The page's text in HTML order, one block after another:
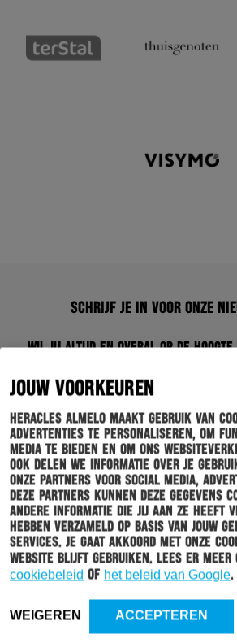
JOUW VOORKEUREN
Heracles Almelo maakt gebruik van
advertenties te personaliseren, om
media te bieden en om ons
Ook delen we informatie over je
onze partners voor social media,
Deze partners kunnen deze gegevens
andere informatie die jij aan ze heeft
hebben verzameld op basis van jouw
services. Je gaat akkoord met onze
website blijft gebruiken. Lees er meer
cookiebeleid of het beleid van Google.
WEIGEREN ACCEPTEREN
Schrijf je in voor onze
Wil jij altijd en overal op de hoogte
nieuwsbrief van Heracles Almelo.
kan geven welk nieuws jij van ons
sturen wij alleen nieuws wat
INSCHRIJVEN
HOOFDMENU